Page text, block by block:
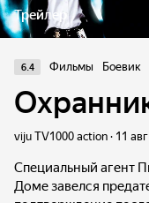
Трейлер
6.4 Фильмы Боевик
viju TV1000 action · 11
Специальный агент
Доме завелся